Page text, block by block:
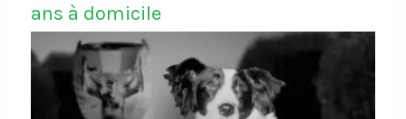
ans à domicile